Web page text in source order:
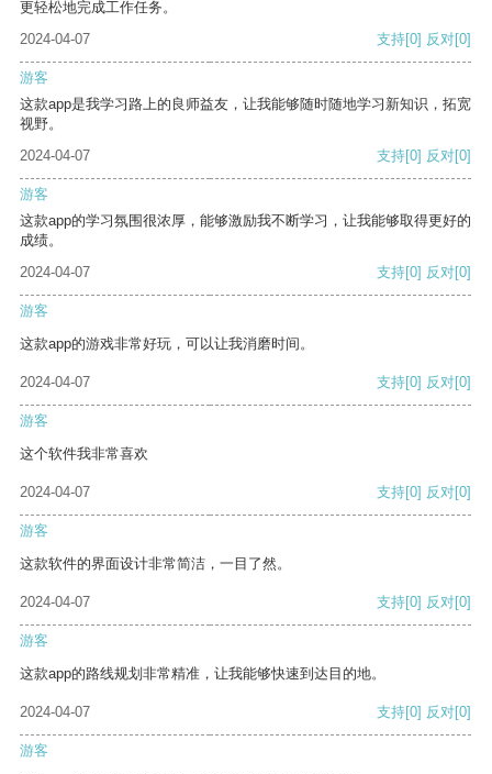
更轻松地完成工作任务。
2024-04-07
支持[0] 反对[0]
游客
这款app是我学习路上的良师益友，让我能够随时随地学习新知识，拓宽
视野。
2024-04-07
支持[0] 反对[0]
游客
这款app的学习氛围很浓厚，能够激励我不断学习，让我能够取得更好的
成绩。
2024-04-07
支持[0] 反对[0]
游客
这款app的游戏非常好玩，可以让我消磨时间。
2024-04-07 支持[0] 反对[0]
游客
这个软件我非常喜欢
2024-04-07 支持[0] 反对[0]
游客
这款软件的界面设计非常简洁，一目了然。
2024-04-07 支持[0] 反对[0]
游客
这款app的路线规划非常精准，让我能够快速到达目的地。
2024-04-07 支持[0] 反对[0]
游客